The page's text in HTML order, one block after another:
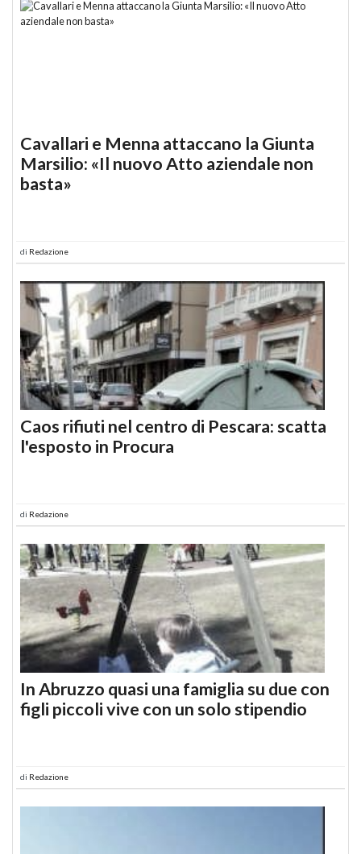
Cavallari e Menna attaccano la Giunta
Marsilio: «Il nuovo Atto aziendale non
basta»
di Redazione
Caos rifiuti nel centro di Pescara: scatta
l'esposto in Procura
di Redazione
In Abruzzo quasi una famiglia su due con
figli piccoli vive con un solo stipendio
di Redazione